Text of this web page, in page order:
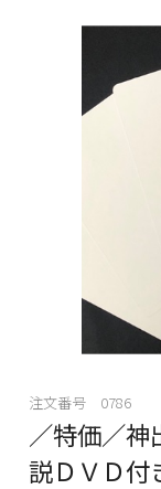
注文番号 0786
／特価／
説ＤＶＤ付